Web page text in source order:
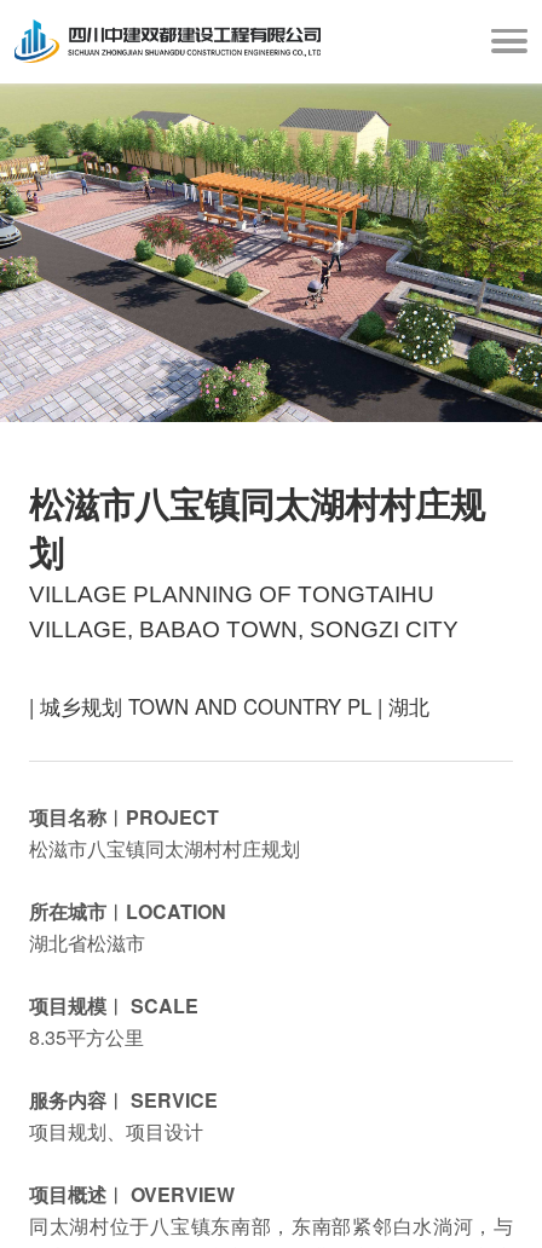
松滋市八宝镇同太湖村村庄规
划
VILLAGE PLANNING OF TONGTAIHU
VILLAGE, BABAO TOWN, SONGZI CITY
| 城乡规划 TOWN AND COUNTRY PL | 湖北
项目名称︱PROJECT
松滋市八宝镇同太湖村村庄规划
所在城市︱LOCATION
湖北省松滋市
项目规模︱ SCALE
8.35平方公里
服务内容︱ SERVICE
项目规划、项目设计
项目概述︱ OVERVIEW
同太湖村位于八宝镇东南部，东南部紧邻白水淌河，与